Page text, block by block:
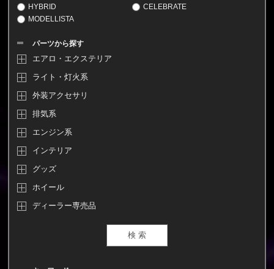
HYBRID
CELEBRATE
MODELLISTA
パーツから探す
エアロ・エクステリア
ライト・灯火系
外装アクセサリ
排気系
エンジン系
インテリア
グッズ
ホイール
ディーラー専売品